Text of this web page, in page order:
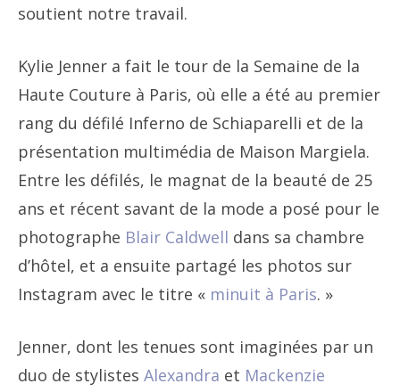
soutient notre travail.
Kylie Jenner a fait le tour de la Semaine de la
Haute Couture à Paris, où elle a été au premier
rang du défilé Inferno de Schiaparelli et de la
présentation multimédia de Maison Margiela.
Entre les défilés, le magnat de la beauté de 25
ans et récent savant de la mode a posé pour le
photographe Blair Caldwell dans sa chambre
d’hôtel, et a ensuite partagé les photos sur
Instagram avec le titre « minuit à Paris. »
Jenner, dont les tenues sont imaginées par un
duo de stylistes Alexandra et Mackenzie